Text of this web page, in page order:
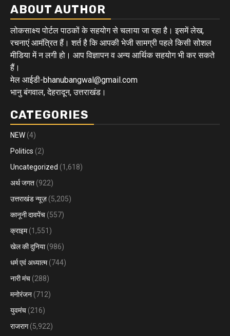
ABOUT AUTHOR
लोकसाक्ष्य पोर्टल पाठकों के सहयोग से चलाया जा रहा है। इसमें लेख,
रचनाएं आमंत्रित हैं। शर्त है कि आपकी भेजी सामग्री पहले किसी सोशल
मीडिया में न लगी हो। आप विज्ञापन व अन्य आर्थिक सहयोग भी कर सकते
हैं।
मेल आईडी-bhanubangwal@gmail.com
भानु बंगवाल, देहरादून, उत्तराखंड।
CATEGORIES
NEW (4)
Politics (2)
Uncategorized (1,618)
अर्थ जगत (922)
उत्तराखंड न्यूज़ (5,205)
कानूनी दावपेंच (557)
क्राइम(1,551)
खेल की दुनिया(986)
धर्म एवं अध्यात्म(744)
नारी मंच (288)
मनोरंजन (712)
युवमंच (216)
राजराग(5,922)